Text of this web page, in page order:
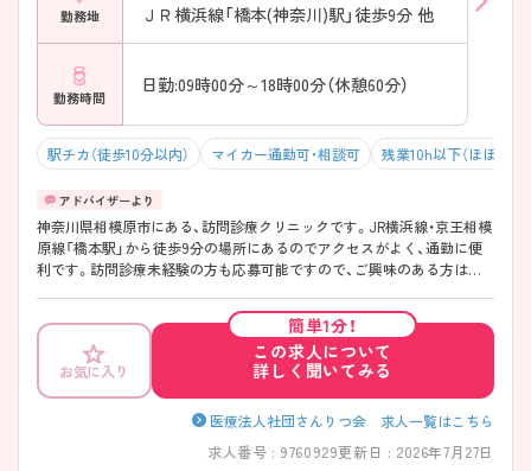
勤務地
ＪＲ横浜線「橋本(神奈川)駅」徒歩9分 他
勤務時間
日勤:09時00分～18時00分（休憩60分）
駅チカ（徒歩10分以内） マイカー通勤可・相談可 残業10h以下（ほぼなし）
神奈川県相模原市にある、訪問診療クリニックです。JR横浜線・京王相模
原線「橋本駅」から徒歩9分の場所にあるのでアクセスがよく、通勤に便
利です。訪問診療未経験の方も応募可能ですので、ご興味のある方はぜ
お気に入り
簡単1分！
この求人について
詳しく聞いてみる
医療法人社団さんりつ会 求人一覧はこちら
求人番号 : 9760929更新日 : 2026年7月27日